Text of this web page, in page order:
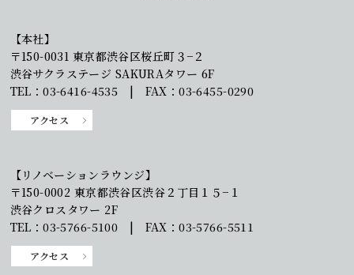
【本社】
〒150-0031 東京都渋谷区桜丘町３−２
渋谷サクラステージ SAKURAタワー 6F
TEL：03-6416-4535 | FAX：03-6455-0290
アクセス
【リノベーションラウンジ】
〒150-0002 東京都渋谷区渋谷２丁目１５−１
渋谷クロスタワー 2F
TEL：03-5766-5100 | FAX：03-5766-5511
アクセス